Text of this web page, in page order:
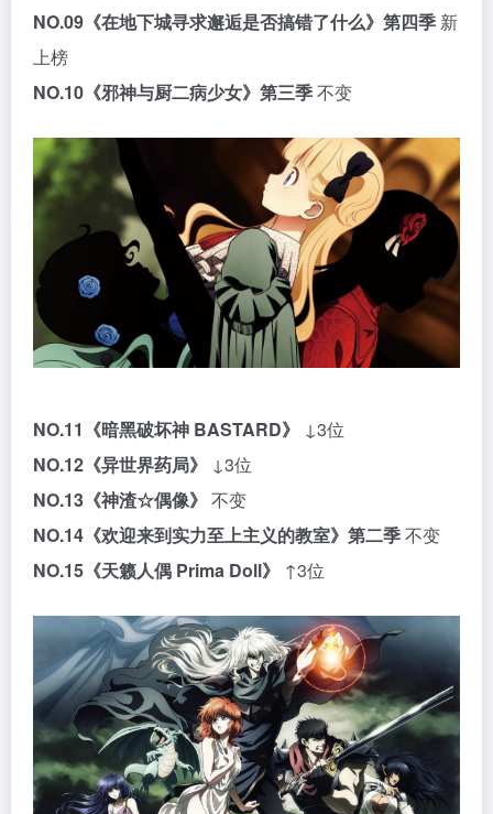
NO.09 《在地下城寻求邂逅是否搞错了什么》第四季 新
上榜
NO.10 《邪神与厨二病少女》第三季不变
NO.11 《暗黑破坏神 BASTARD》 ↓3位
NO.12 《异世界药局》
↓3位
NO.13 《神渣☆偶像》 不变
NO.14 《欢迎来到实力至上主义的教室》第二季不变
NO.15 《天籁人偶 Prima Doll》 ↑3位